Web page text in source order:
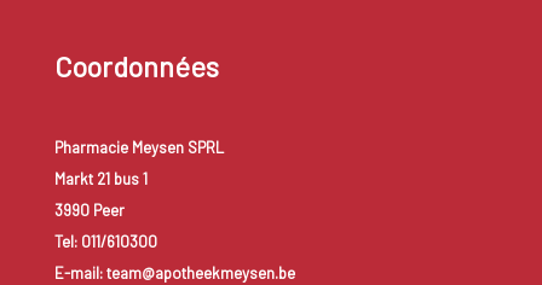
Coordonnées
Pharmacie Meysen SPRL
Markt 21 bus 1
3990 Peer
Tel: 011/610300
E-mail: team@apotheekmeysen.be